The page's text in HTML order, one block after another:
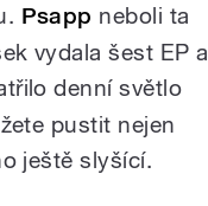
Psapp neboli ta
vydala šest EP a
denní světlo
pustit nejen
ještě slyšící.